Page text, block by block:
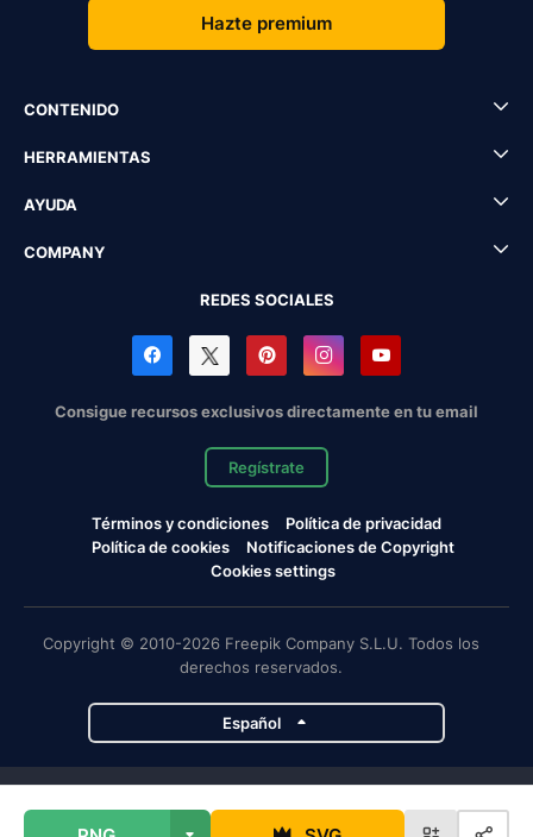
Hazte premium
CONTENIDO
HERRAMIENTAS
AYUDA
COMPANY
REDES SOCIALES
Consigue recursos exclusivos directamente en tu email
Regístrate
Términos y condiciones
Política de privacidad
Política de cookies
Notificaciones de Copyright
Cookies settings
Copyright © 2010-2026 Freepik Company S.L.U. Todos los
derechos reservados.
Español